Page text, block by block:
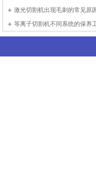
激光切割机出现毛刺的常见原
等离子切割机不同系统的保养